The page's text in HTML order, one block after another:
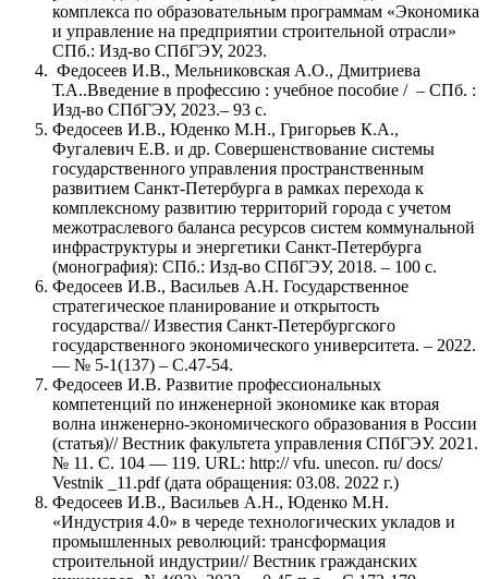
комплекса по образовательным программам «Экономика
и управление на предприятии cтроительной отрасли»
СПб.: Изд-во СПбГЭУ, 2023.
Федосеев И.В., Мельниковская А.О., Дмитриева
Т.А..Введение в профессию : учебное пособие / – СПб. :
Изд-во СПбГЭУ, 2023.– 93 с.
Федосеев И.В., Юденко М.Н., Григорьев К.А.,
Фугалевич Е.В. и др. Совершенствование системы
государственного управления пространственным
развитием Санкт-Петербурга в рамках перехода к
комплексному развитию территорий города с учетом
межотраслевого баланса ресурсов систем коммунальной
инфраструктуры и энергетики Санкт-Петербурга
(монография): СПб.: Изд-во СПбГЭУ, 2018. – 100 с.
Федосеев И.В., Васильев А.Н. Государственное
стратегическое планирование и открытость
государства// Известия Санкт-Петербургского
государственного экономического университета. – 2022.
— № 5-1(137) – С.47-54.
Федосеев И.В. Развитие профессиональных
компетенций по инженерной экономике как вторая
волна инженерно-экономического образования в России
(статья)// Вестник факультета управления СПбГЭУ. 2021.
№ 11. С. 104 — 119. URL: http:// vfu. unecon. ru/ docs/
Vestnik _11.pdf (дата обращения: 03.08. 2022 г.)
Федосеев И.В., Васильев А.Н., Юденко М.Н.
«Индустрия 4.0» в череде технологических укладов и
промышленных революций: трансформация
строительной индустрии// Вестник гражданских